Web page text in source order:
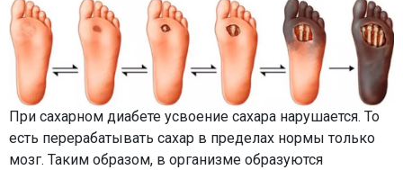
При сахарном диабете усвоение сахара нарушается. То
есть перерабатывать сахар в пределах нормы только
мозг. Таким образом, в организме образуются